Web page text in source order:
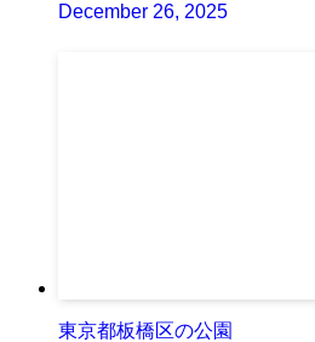
December 26, 2025
東京都板橋区の公園